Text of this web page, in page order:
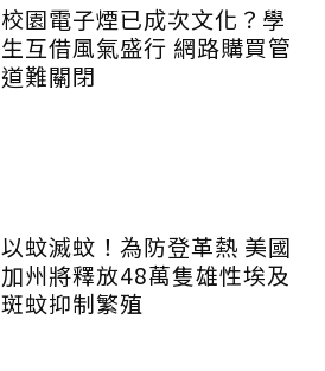
校園電子煙已成次文化？學
生互借風氣盛行 網路購買管
道難關閉
以蚊滅蚊！為防登革熱 美國
加州將釋放48萬隻雄性埃及
斑蚊抑制繁殖